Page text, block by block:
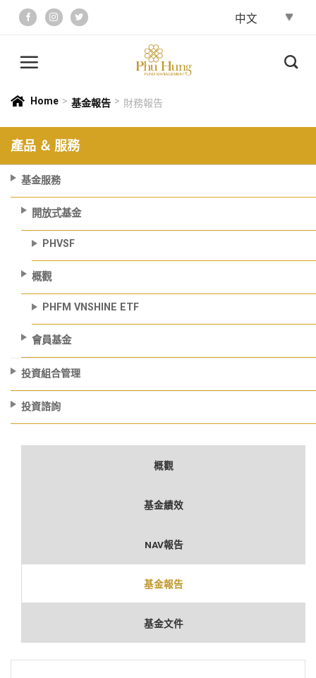
content
Home > 基金報告 > 財務報告
產品 ＆ 服務
基金服務
開放式基金
PHVSF
概觀
PHFM VNSHINE ETF
會員基金
投資組合管理
投資諮詢
概觀
基金績效
NAV報告
基金報告
基金文件